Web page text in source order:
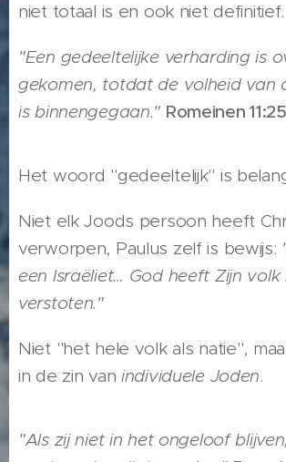
niet totaal is en ook niet definitief.
"Een gedeeltelijke verharding is
gekomen, totdat de volheid van
is binnengegaan." Romeinen 11:25
Het woord "gedeeltelijk" is
Niet elk Joods persoon heeft
verworpen, Paulus zelf is bewijs:
een Israëliet… God heeft Zijn volk
verstoten."
Niet "het hele volk als natie",
in de zin vanindividuele Joden.
"Als zij niet in het ongeloof